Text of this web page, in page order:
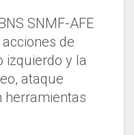
SNMF-AFE
de
izquierdo y la
ataque
herramientas